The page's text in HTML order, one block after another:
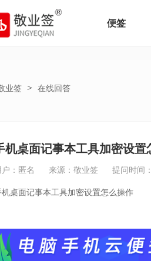
便签
业签 > 在线回答
机桌面记事本工具加密设置
户：匿名 来源：敬业签 提问时间
机桌面记事本工具加密设置怎么操作